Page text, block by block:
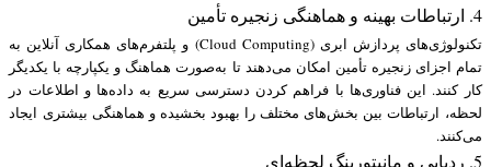
4. ارتباطات بهینه و هماهنگی زنجیره تأمین
تکنولوژی‌های پردازش ابری (Cloud Computing) و پلتفرم‌های همکاری آنلاین به
تمام اجزای زنجیره تأمین امکان می‌دهند تا به‌صورت هماهنگ و یکپارچه با یکدیگر
کار کنند. این فناوری‌ها با فراهم کردن دسترسی سریع به داده‌ها و اطلاعات در
لحظه، ارتباطات بین بخش‌های مختلف را بهبود بخشیده و هماهنگی بیشتری ایجاد
می‌کنند.
5. ردیابی و مانیتورینگ لحظه‌ای